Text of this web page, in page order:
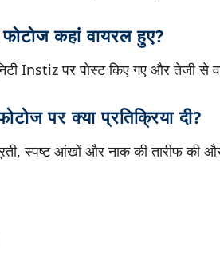
कहां वायरल हुए?
Instiz पर पोस्ट किए गए और तेजी से
पर क्या प्रतिक्रिया दी?
स्पष्ट आंखों और नाक की तारीफ की